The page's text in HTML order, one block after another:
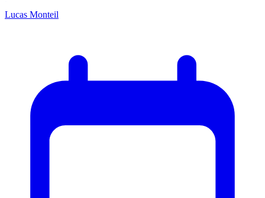
Lucas Monteil